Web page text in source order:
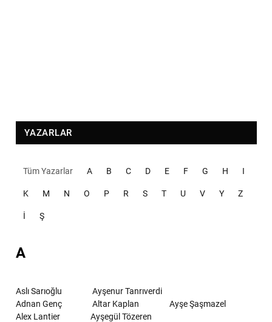
YAZARLAR
Tüm Yazarlar A B C D E F G H I
K M N O P R S T U V Y Z
İ Ş
A
Aslı Sarıoğlu
Ayşenur Tanrıverdi
Adnan Genç
Altar Kaplan
Ayşe Şaşmazel
Alex Lantier
Ayşegül Tözeren